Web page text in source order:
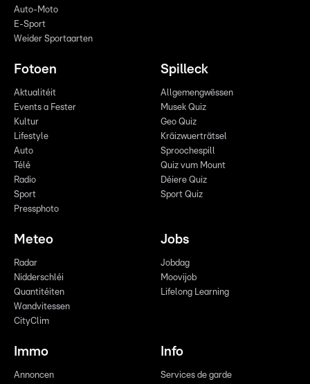
Auto-Moto
E-Sport
Weider Sportaarten
Fotoen
Aktualitéit
Events a Fester
Kultur
Lifestyle
Auto
Télé
Radio
Sport
Pressphoto
Spilleck
Allgemengwëssen
Musek Quiz
Geo Quiz
Kräizwuerträtsel
Sproochespill
Quiz vum Mount
Déiere Quiz
Sport Quiz
Meteo
Radar
Nidderschléi
Quantitéiten
Wandvitessen
CityClim
Jobs
Jobdag
Moovijob
Lifelong Learning
Immo
Annoncen
Info
Services de garde